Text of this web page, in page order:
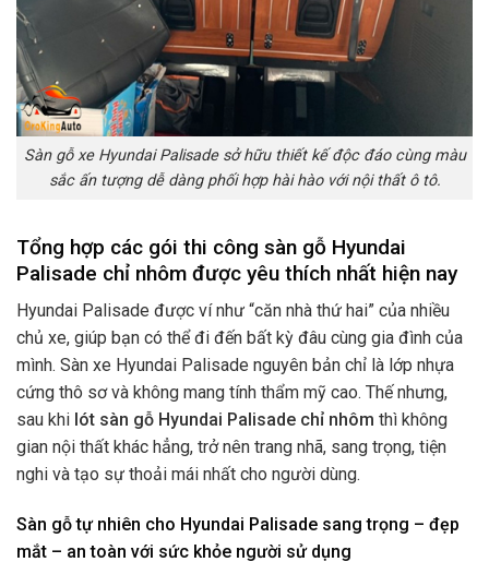
Sàn gỗ xe Hyundai Palisade sở hữu thiết kế độc đáo cùng màu
sắc ấn tượng dễ dàng phối hợp hài hào với nội thất ô tô.
Tổng hợp các gói thi công sàn gỗ Hyundai
Palisade chỉ nhôm được yêu thích nhất hiện nay
Hyundai Palisade được ví như “căn nhà thứ hai” của nhiều
chủ xe, giúp bạn có thể đi đến bất kỳ đâu cùng gia đình của
mình. Sàn xe Hyundai Palisade nguyên bản chỉ là lớp nhựa
cứng thô sơ và không mang tính thẩm mỹ cao. Thế nhưng,
sau khi lót sàn gỗ Hyundai Palisade chỉ nhôm thì không
gian nội thất khác hẳng, trở nên trang nhã, sang trọng, tiện
nghi và tạo sự thoải mái nhất cho người dùng.
Sàn gỗ tự nhiên cho Hyundai Palisade sang trọng – đẹp
mắt – an toàn với sức khỏe người sử dụng